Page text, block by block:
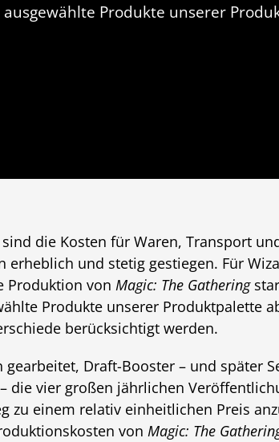
Produkte unserer
sind die Kosten für Waren, Transport
erheblich und stetig gestiegen. Für
Produktion von Magic: The Gathering
Produkte unserer Produktpalette
berücksichtigt werden.
Draft-Booster – und später
die vier großen jährlichen
zu einem relativ einheitlichen Preis
von Magic: The